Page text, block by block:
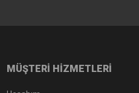
MÜŞTERİ HİZMETLERİ